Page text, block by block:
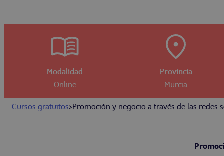
Modalidad
Online
Provincia
Murcia
Cursos gratuitos>Promoción y negocio a través de las redes